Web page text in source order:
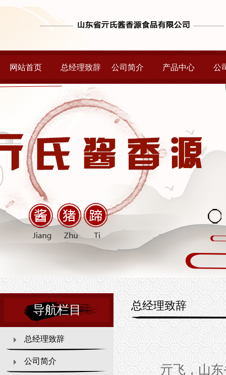
网站首页 总经理致辞 公司简介 产品中心 公
导航栏目
总经理致辞
公司简介
总经理致辞
亓飞，山